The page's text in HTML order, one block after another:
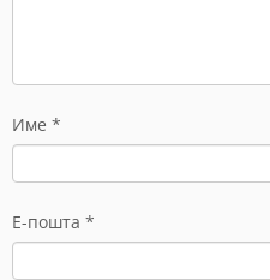
Име *
Е-пошта *